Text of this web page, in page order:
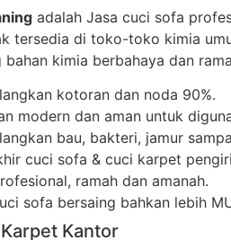
adalah Jasa cuci sofa
tersedia di toko-toko kimia
bahan kimia berbahaya dan
kotoran dan noda 90%.
modern dan aman untuk
bau, bakteri, jamur
cuci sofa & cuci karpet
ramah dan amanah.
sofa bersaing bahkan lebih
Kantor